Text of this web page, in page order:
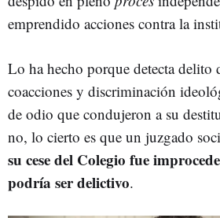
emprendido acciones contra la
Lo ha hecho porque detecta delito
coacciones y discriminación
de odio que condujeron a su
no, lo cierto es que un juzgado
su cese del Colegio fue
podría ser delictivo.